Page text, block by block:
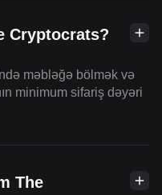
Cryptocrats?
məbləğə bölmək və
minimum sifariş dəyəri
The